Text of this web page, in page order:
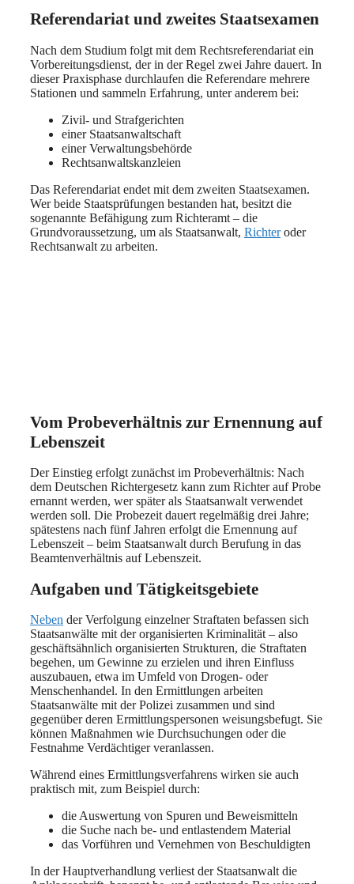
Referendariat und zweites Staatsexamen
Nach dem Studium folgt mit dem Rechtsreferendariat ein
Vorbereitungsdienst, der in der Regel zwei Jahre dauert. In
dieser Praxisphase durchlaufen die Referendare mehrere
Stationen und sammeln Erfahrung, unter anderem bei:
Zivil- und Strafgerichten
einer Staatsanwaltschaft
einer Verwaltungsbehörde
Rechtsanwaltskanzleien
Das Referendariat endet mit dem zweiten Staatsexamen.
Wer beide Staatsprüfungen bestanden hat, besitzt die
sogenannte Befähigung zum Richteramt – die
Grundvoraussetzung, um als Staatsanwalt, Richteroder
Rechtsanwalt zu arbeiten.
Vom Probeverhältnis zur Ernennung auf
Lebenszeit
Der Einstieg erfolgt zunächst im Probeverhältnis: Nach
dem Deutschen Richtergesetz kann zum Richter auf Probe
ernannt werden, wer später als Staatsanwalt verwendet
werden soll. Die Probezeit dauert regelmäßig drei Jahre;
spätestens nach fünf Jahren erfolgt die Ernennung auf
Lebenszeit – beim Staatsanwalt durch Berufung in das
Beamtenverhältnis auf Lebenszeit.
Aufgaben und Tätigkeitsgebiete
Neben der Verfolgung einzelner Straftaten befassen sich
Staatsanwälte mit der organisierten Kriminalität – also
geschäftsähnlich organisierten Strukturen, die Straftaten
begehen, um Gewinne zu erzielen und ihren Einfluss
auszubauen, etwa im Umfeld von Drogen- oder
Menschenhandel. In den Ermittlungen arbeiten
Staatsanwälte mit der Polizei zusammen und sind
gegenüber deren Ermittlungspersonen weisungsbefugt. Sie
können Maßnahmen wie Durchsuchungen oder die
Festnahme Verdächtiger veranlassen.
Während eines Ermittlungsverfahrens wirken sie auch
praktisch mit, zum Beispiel durch:
die Auswertung von Spuren und Beweismitteln
die Suche nach be- und entlastendem Material
das Vorführen und Vernehmen von Beschuldigten
In der Hauptverhandlung verliest der Staatsanwalt die